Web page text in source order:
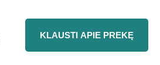
KLAUSTI APIE PREKĘ